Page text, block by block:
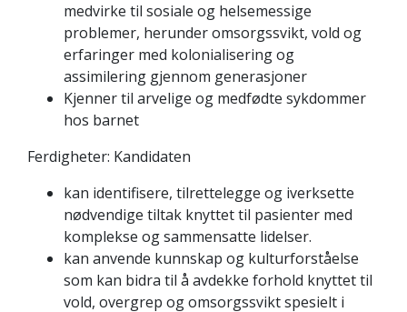
medvirke til sosiale og helsemessige
problemer, herunder omsorgssvikt, vold og
erfaringer med kolonialisering og
assimilering gjennom generasjoner
Kjenner til arvelige og medfødte sykdommer
hos barnet
Ferdigheter: Kandidaten
kan identifisere, tilrettelegge og iverksette
nødvendige tiltak knyttet til pasienter med
komplekse og sammensatte lidelser.
kan anvende kunnskap og kulturforståelse
som kan bidra til å avdekke forhold knyttet til
vold, overgrep og omsorgssvikt spesielt i